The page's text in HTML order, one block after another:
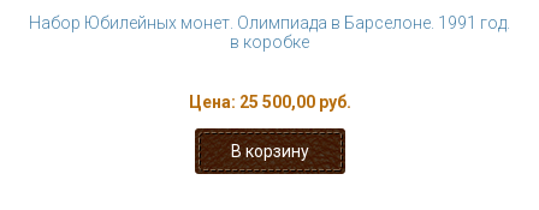
Набор Юбилейных монет. Олимпиада в Барселоне. 1991 год.
в коробке
Цена: 25 500,00 руб.